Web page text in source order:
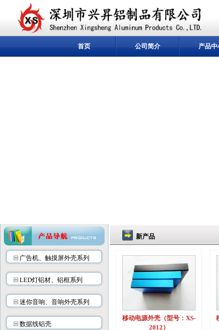
首页 公司简介 产品中
广告机、触摸屏外壳系列
LED灯铝材、铝框系列
迷你音响、音响外壳系列
数据线铝壳
新产品
移动电源外壳（型号：XS-
2012）